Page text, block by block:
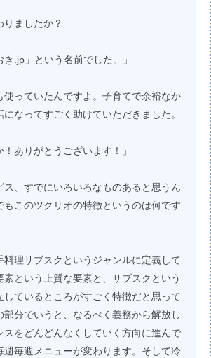
りましたか？
き.jp」という名前でした。」
使っていたんですよ。子育てで余裕なか
になってすごく助けていただきました。
！ありがとうございます！」
ス、すでにいろいろなものあると思うん
もこのツクリオの特徴というのは何です
料理サブスクというジャンルに定義して
素という上質な要素と、サブスクという
しているところがすごく特徴だと思って
部分でいうと、なるべく義務から解放し
スをどんどんなくしていく方向に進んで
週毎週メニューが変わります。そして冷